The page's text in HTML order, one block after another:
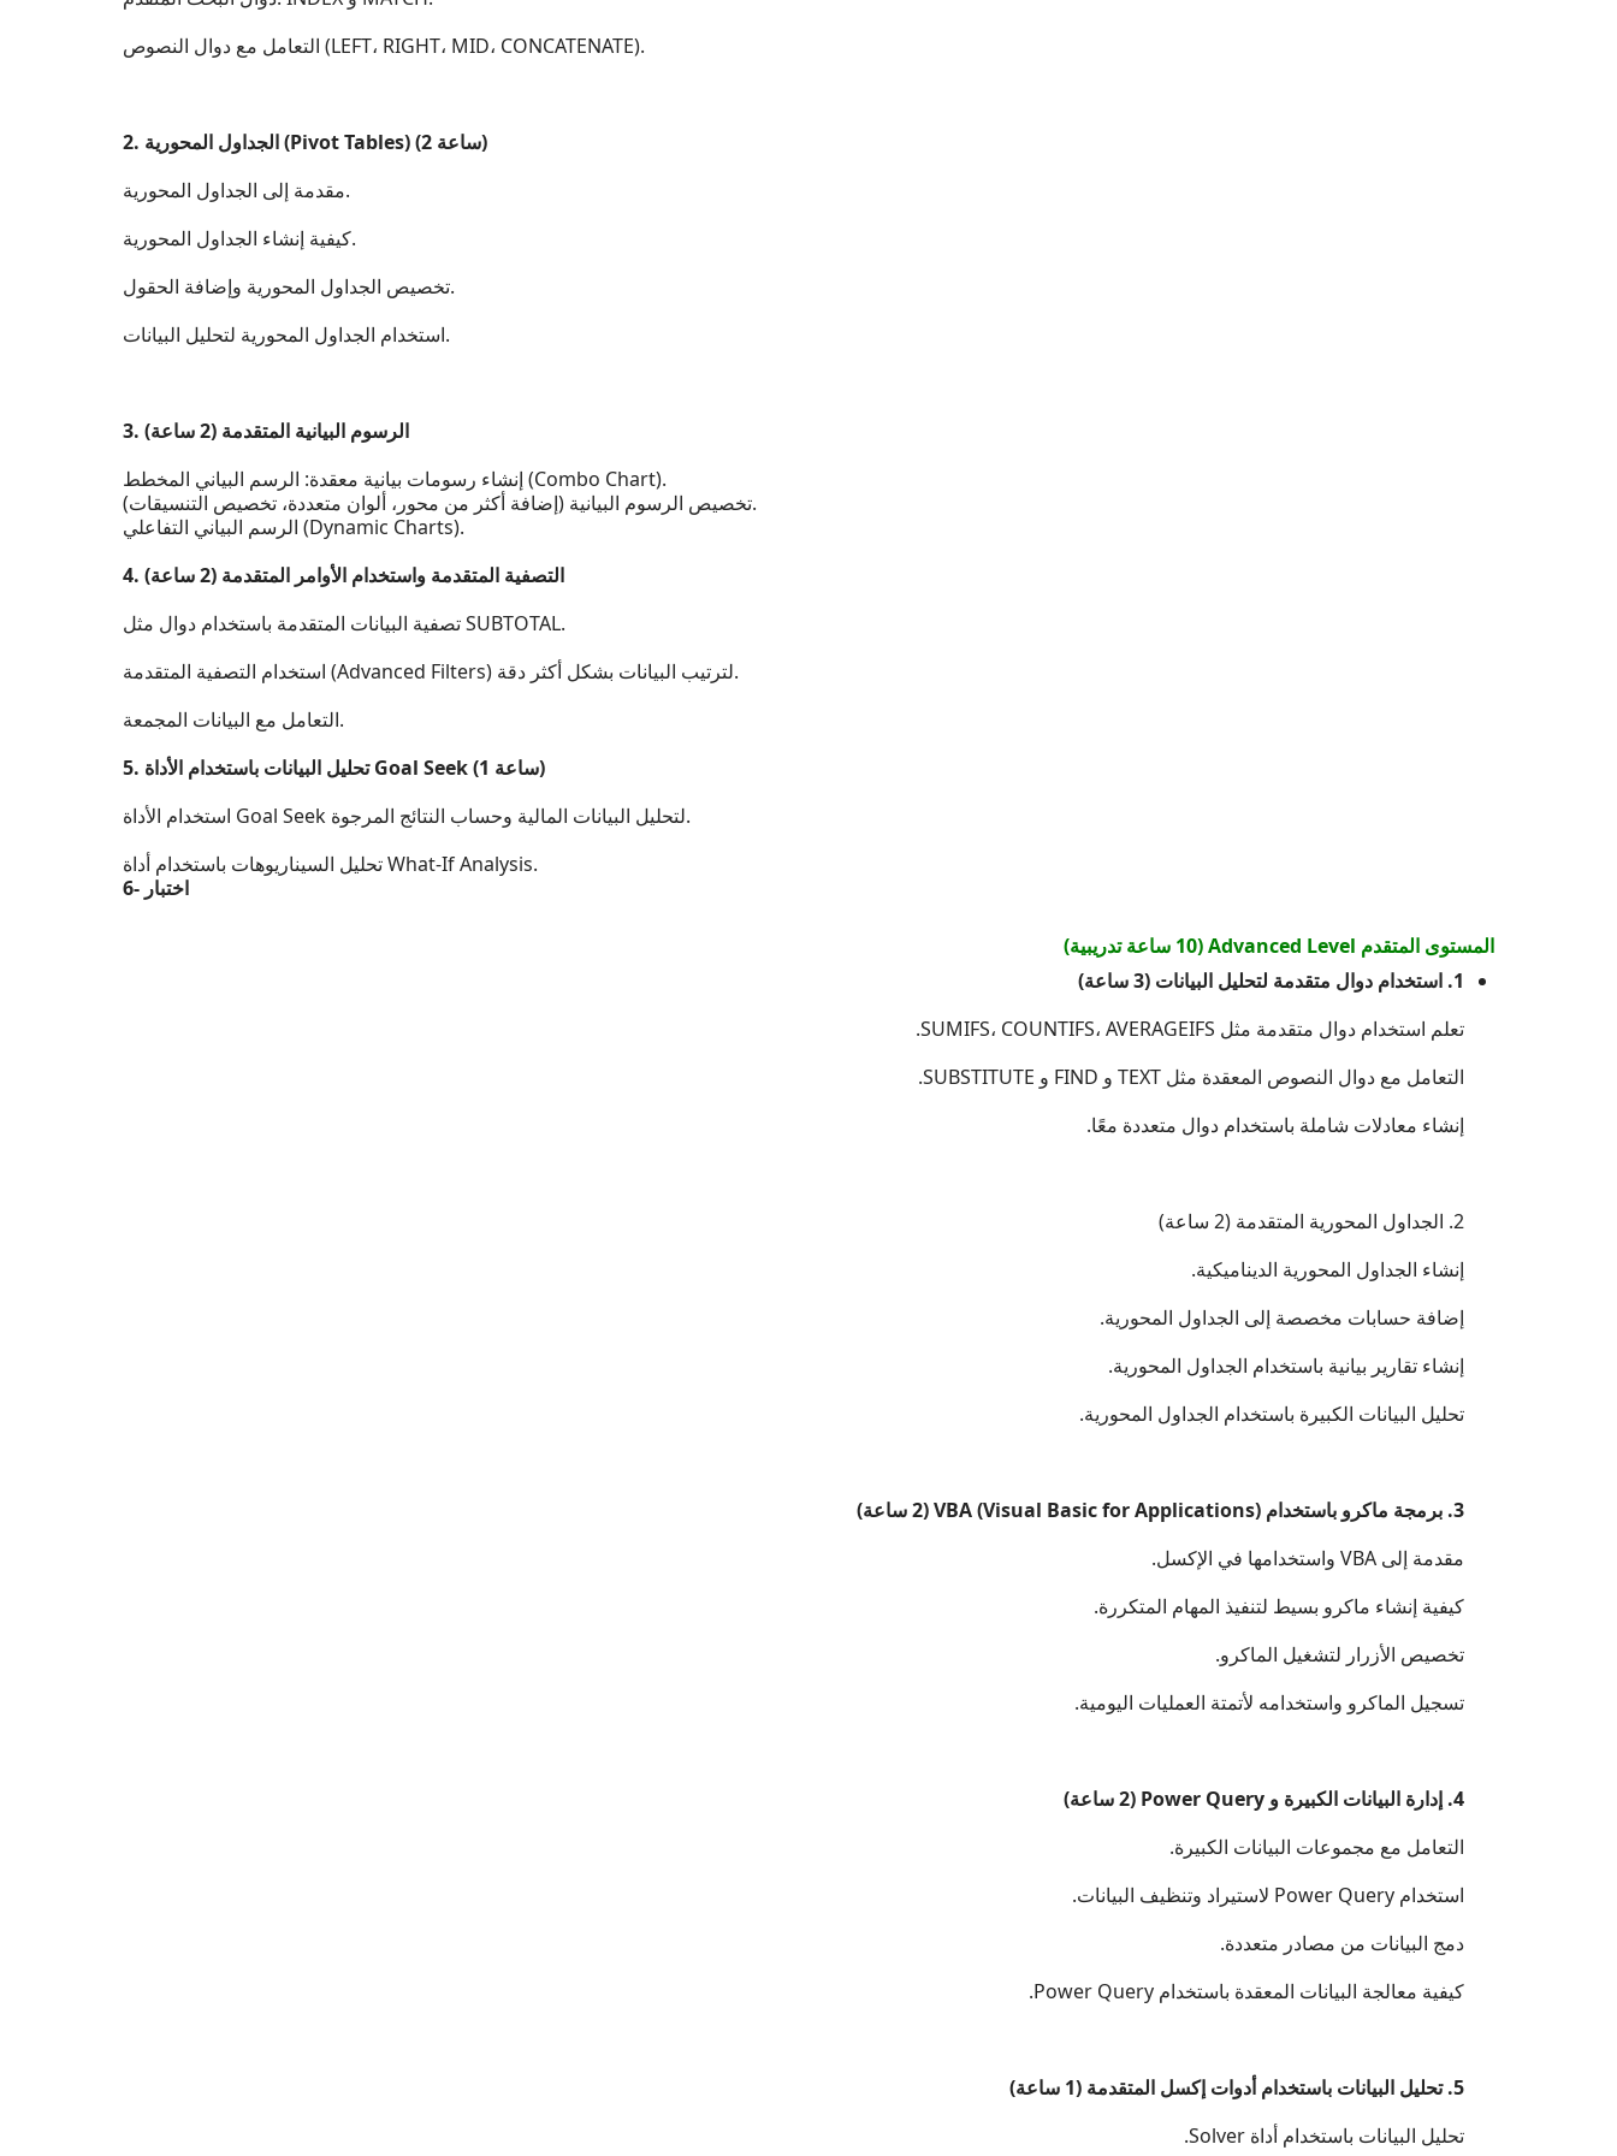
التعامل مع دوال النصوص (LEFT، RIGHT، MID، CONCATENATE).
2. الجداول المحورية (Pivot Tables) (2 ساعة)
مقدمة إلى الجداول المحورية.
كيفية إنشاء الجداول المحورية.
تخصيص الجداول المحورية وإضافة الحقول.
استخدام الجداول المحورية لتحليل البيانات.
3. الرسوم البيانية المتقدمة (2 ساعة)
إنشاء رسومات بيانية معقدة: الرسم البياني المخطط (Combo Chart).
تخصيص الرسوم البيانية (إضافة أكثر من محور، ألوان متعددة، تخصيص التنسيقات).
الرسم البياني التفاعلي (Dynamic Charts).
4. التصفية المتقدمة واستخدام الأوامر المتقدمة (2 ساعة)
تصفية البيانات المتقدمة باستخدام دوال مثل SUBTOTAL.
استخدام التصفية المتقدمة (Advanced Filters) لترتيب البيانات بشكل أكثر دقة.
التعامل مع البيانات المجمعة.
5. تحليل البيانات باستخدام الأداة Goal Seek (1 ساعة)
استخدام الأداة Goal Seek لتحليل البيانات المالية وحساب النتائج المرجوة.
تحليل السيناريوهات باستخدام أداة What-If Analysis.
6- اختبار
المستوى المتقدم Advanced Level (10 ساعة تدريبية)
1. استخدام دوال متقدمة لتحليل البيانات (3 ساعة)
تعلم استخدام دوال متقدمة مثل SUMIFS، COUNTIFS، AVERAGEIFS.
التعامل مع دوال النصوص المعقدة مثل TEXT و FIND و SUBSTITUTE.
إنشاء معادلات شاملة باستخدام دوال متعددة معًا.
2. الجداول المحورية المتقدمة (2 ساعة)
إنشاء الجداول المحورية الديناميكية.
إضافة حسابات مخصصة إلى الجداول المحورية.
إنشاء تقارير بيانية باستخدام الجداول المحورية.
تحليل البيانات الكبيرة باستخدام الجداول المحورية.
3. برمجة ماكرو باستخدام VBA (Visual Basic for Applications) (2 ساعة)
مقدمة إلى VBA واستخدامها في الإكسل.
كيفية إنشاء ماكرو بسيط لتنفيذ المهام المتكررة.
تخصيص الأزرار لتشغيل الماكرو.
تسجيل الماكرو واستخدامه لأتمتة العمليات اليومية.
4. إدارة البيانات الكبيرة و Power Query (2 ساعة)
التعامل مع مجموعات البيانات الكبيرة.
استخدام Power Query لاستيراد وتنظيف البيانات.
دمج البيانات من مصادر متعددة.
كيفية معالجة البيانات المعقدة باستخدام Power Query.
5. تحليل البيانات باستخدام أدوات إكسل المتقدمة (1 ساعة)
تحليل البيانات باستخدام أداة Solver.